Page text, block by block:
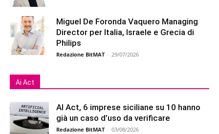
Miguel De Foronda Vaquero Managing
Director per Italia, Israele e Grecia di
Philips
Redazione BitMAT - 29/07/2026
Ai Act
AI Act, 6 imprese siciliane su 10 hanno
già un caso d’uso da verificare
Redazione BitMAT - 03/08/2026